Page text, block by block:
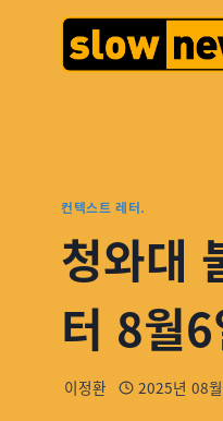
컨텍스트 레터.
청와대
터 8월
이정환 2025년 08